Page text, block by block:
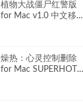
植物大战僵尸红警版
for Mac v1.0 中文移植
燥热：心灵控制删除
for Mac SUPERHOT: